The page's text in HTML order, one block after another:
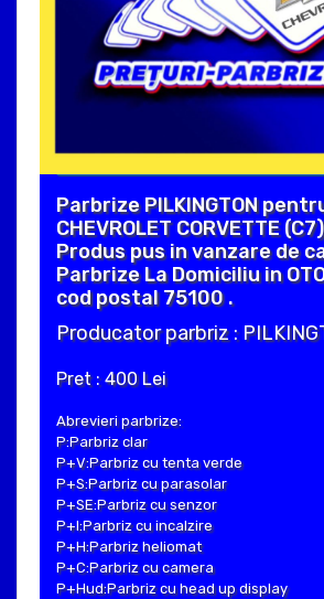
Parbrize PILKINGTON
CHEVROLET CORVETTE
Produs pus in vanzare de
Parbrize La Domiciliu in
cod postal 75100 .
Producator parbriz :
Pret : 400 Lei
Abrevieri parbrize:
P:Parbriz clar
P+V:Parbriz cu tenta verde
P+S:Parbriz cu parasolar
P+SE:Parbriz cu senzor
P+I:Parbriz cu incalzire
P+H:Parbriz heliomat
P+C:Parbriz cu camera
P+Hud:Parbriz cu head up display